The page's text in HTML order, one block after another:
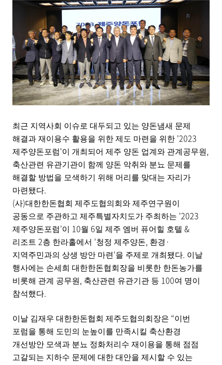
작
작
성
자
첨
부
파
내
용
을
합
니
다
최근 지역사회 이슈로 대두되고 있는 양돈냄새 문제
해결과 재이용수 활용을 위한 제도 마련을 위한 '2023
제주양돈포럼'이 개최되어 제주 양돈 업계와 관계공무원 ,
축산관련 유관기관이 함께 양돈 악취와 분뇨 문제를
해결할 방법을 모색하기 위해 머리를 맞대는 자리가
마련됐다.
(사)대한한돈협회 제주도협의회와 제주연구원이
공동으로 주관하고 제주특별자치도가 주최하는 '2023
제주양돈포럼’이 10월 6일 제주 엠버 퓨어힐 호텔 &
리조트 2층 한라홀에서 '청정 제주양돈, 환경 ·
지역주민과의 상생 방안 마련 '을 주제로 개최됐다. 이날
행사에는 손세희 대한한돈협회장을 비롯한 한돈농가를
비롯해 관계 공무원 , 축산관련 유관기관 등 100여 명이
참석했다.
이날 김재우 대한한돈협회 제주도협의회장은 “이번
포럼을 통해 도민의 눈높이를 만족시킬 축산환경
개선방안 모색과 분뇨 정화처리수 재이용을 통해 점점
고갈되는 지하수 문제에 대한 대안을 제시할 수 있는